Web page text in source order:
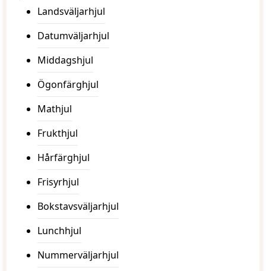
Landsväljarhjul
Datumväljarhjul
Middagshjul
Ögonfärghjul
Mathjul
Frukthjul
Hårfärghjul
Frisyrhjul
Bokstavsväljarhjul
Lunchhjul
Nummerväljarhjul